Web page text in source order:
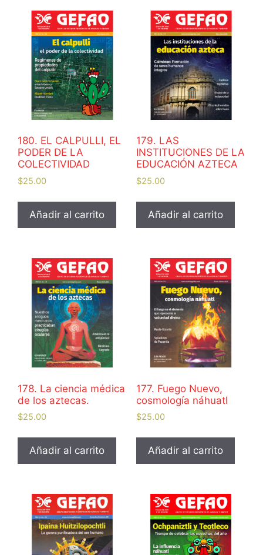
180. EL CALPULLI, EL
PODER DE LA
COLECTIVIDAD
$25.00
Añadir al carrito
179. LAS
INSTITUCIONES DE LA
EDUCACIÓN AZTECA
$25.00
Añadir al carrito
178. La ciencia médica
de los aztecas.
$25.00
Añadir al carrito
177. Fuego Nuevo,
cosmología náhuatl
$25.00
Añadir al carrito